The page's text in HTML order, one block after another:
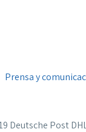
Prensa y
Deutsche Post